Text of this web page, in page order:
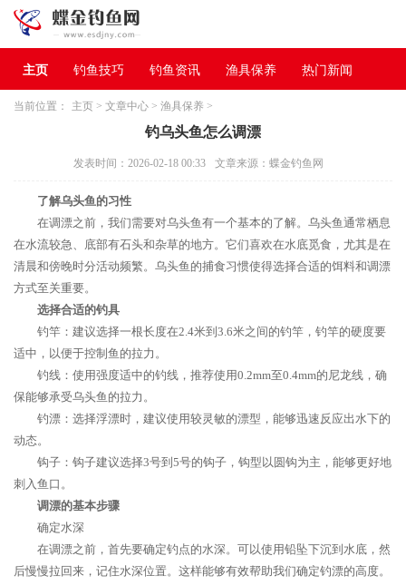
主页 钓鱼技巧 钓鱼资讯 渔具保养 热门新闻
当前位置： 主页 > 文章中心 > 渔具保养 >
钓乌头鱼怎么调漂
发表时间：2026-02-18 00:33 文章来源：蝶金钓鱼网
了解乌头鱼的习性
在调漂之前，我们需要对乌头鱼有一个基本的了解。乌头鱼通常栖息
在水流较急、底部有石头和杂草的地方。它们喜欢在水底觅食，尤其是在
清晨和傍晚时分活动频繁。乌头鱼的捕食习惯使得选择合适的饵料和调漂
方式至关重要。
选择合适的钓具
钓竿：建议选择一根长度在2.4米到3.6米之间的钓竿，钓竿的硬度要
适中，以便于控制鱼的拉力。
钓线：使用强度适中的钓线，推荐使用0.2mm至0.4mm的尼龙线，确
保能够承受乌头鱼的拉力。
钓漂：选择浮漂时，建议使用较灵敏的漂型，能够迅速反应出水下的
动态。
钩子：钩子建议选择3号到5号的钩子，钩型以圆钩为主，能够更好地
刺入鱼口。
调漂的基本步骤
确定水深
在调漂之前，首先要确定钓点的水深。可以使用铅坠下沉到水底，然
后慢慢拉回来，记住水深位置。这样能够有效帮助我们确定钓漂的高度。